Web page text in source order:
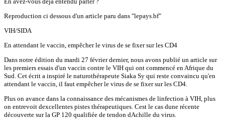
Reproduction ci dessous d'un article paru dans "lepays.bf"
VIH/SIDA
En attendant le vaccin, empêcher le virus de se fixer sur les CD4
Dans notre édition du mardi 27 février dernier, nous avons publié un article sur
les premiers essais d'un vaccin contre le VIH qui ont commencé en Afrique du
Sud. Cet écrit a inspiré le naturothérapeute Siaka Sy qui reste convaincu qu'en
attendant le vaccin, il faut empêcher le virus de se fixer sur les CD4.
Plus on avance dans la connaissance des mécanismes de linfection à VIH, plus
on entrevoit dexcellentes pistes thérapeutiques. Cest le cas dune récente
découverte sur la GP 120 qualifiée de tendon dAchille du virus.